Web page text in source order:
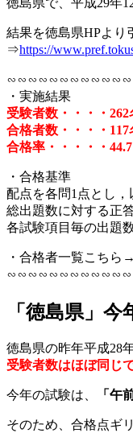
結果を徳島県HPより
⇒https://
・実施結果
受験者数・・・・262
合格者数・・・・117
合格率・・・・・
・合格基準
配点を各問1点とし，
総出題数に対する正
各試験項目毎の出題
・合格者一覧こちら→
「徳島県」
徳島県の昨年平成28
受験者数はほぼ同じ
今年の試験は、 「午
そのため、合格点ギ